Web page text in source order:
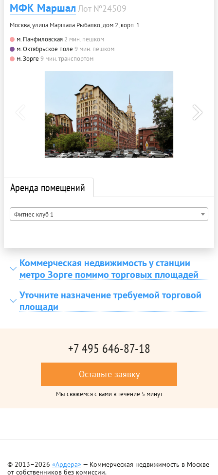
МФК Маршал Лот №24509
Москва, улица Маршала Рыбалко, дом 2, корп. 1
м. Панфиловская 2 мин. пешком
м. Октябрьское поле 9 мин. пешком
м. Зорге 9 мин. транспортом
Аренда помещений
Фитнес клуб 1
Коммерческая недвижимость у станции
метро Зорге помимо торговых площадей
Уточните назначение требуемой торговой
площади
+7 495 646-87-18
Оставьте заявку
Мы свяжемся с вами в течение 5 минут
© 2013–2026 «Ардера» — Коммерческая недвижимость в Москве
от собственников без комиссии.